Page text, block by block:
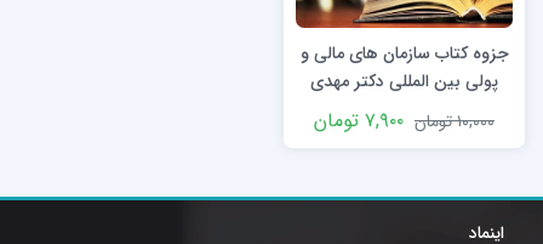
جزوه کتاب سازمان های مالی و
پولی بین المللی دکتر مهدی
ابراهیمی نژاد ۱۰,۰۰۰تومان ۷,۹۰۰ تومان
اینماد